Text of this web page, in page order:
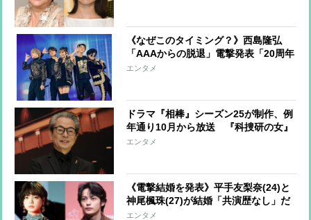
《なぜこのタイミング？》西島隆弘
「AAAからの脱退」電撃発表「20周年
イヤー開幕直前」の別れに広がる波紋
エンタメ
ドラマ『相棒』シーズン25が制作、例
年通り10月から放送 『科捜研の女』
を上回り“連続ドラマ最多シーズン記
エンタメ
《電撃結婚を発表》平手友梨奈(24)と
神尾楓珠(27)が結婚「共演歴なし」だ
けど大安吉日にマスコミ“ノーマー
エンタメ